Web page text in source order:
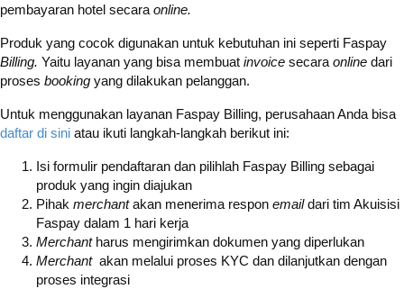
pembayaran hotel secara online.
Produk yang cocok digunakan untuk kebutuhan ini seperti Faspay
Billing. Yaitu layanan yang bisa membuat invoice secara online dari
proses booking yang dilakukan pelanggan.
Untuk menggunakan layanan Faspay Billing, perusahaanAnda bisa
daftar di sini atau ikuti langkah-langkah berikut ini:
Isi formulir pendaftaran dan pilihlah Faspay Billing sebagai
produk yang ingin diajukan
Pihak merchantakan menerima respon emaildari tim Akuisisi
Faspay dalam 1 hari kerja
Merchant harus mengirimkan dokumen yang diperlukan
Merchant akan melalui proses KYC dan dilanjutkan dengan
proses integrasi